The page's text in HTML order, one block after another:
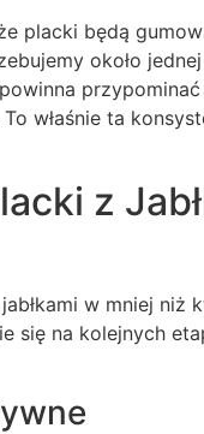
placki będą
około
właśnie ta
z
w mniej niż
się na kolejnych